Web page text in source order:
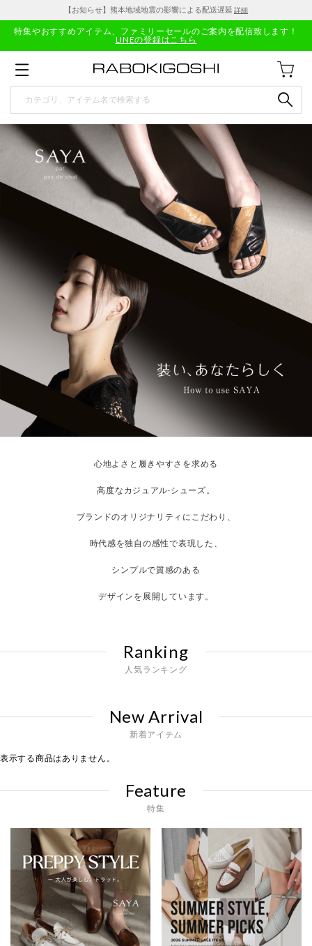
【お知らせ】熊本地域地震の影響による配送遅延 詳細
特集やおすすめアイテム、ファミリーセールのご案内を配信致します！
LINEの登録はこちら
心地よさと履きやすさを求める
高度なカジュアル·シューズ。
ブランドのオリジナリティにこだわり、
時代感を独自の感性で表現した、
シンプルで質感のある
デザインを展開しています。
Ranking
人気ランキング
New Arrival
新着アイテム
表示する商品はありません。
Feature
特集